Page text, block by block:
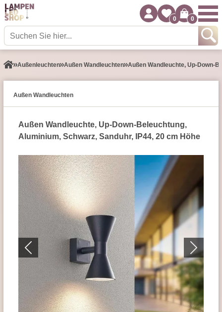
0 0
Außen­leuchten Außen Wandleuchten Außen Wandleuchte, Up-Down-
Außen Wandleuchten
Außen Wandleuchte, Up-Down-Beleuchtung,
Aluminium, Schwarz, Sanduhr, IP44, 20 cm Höhe